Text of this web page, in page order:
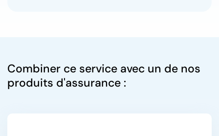
Combiner ce service avec un de nos
produits d'assurance :